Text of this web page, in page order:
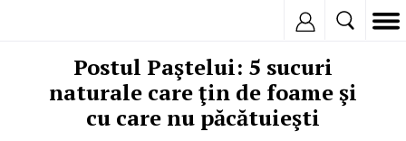
Postul Paştelui: 5 sucuri
naturale care ţin de foame şi
cu care nu păcătuieşti